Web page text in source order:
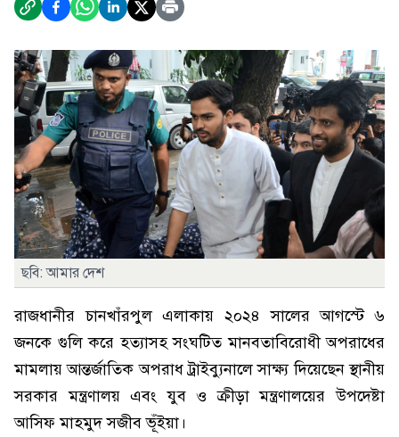
ছবি: আমার দেশ
রাজধানীর চানখাঁরপুল এলাকায় ২০২৪ সালের আগস্টে ৬
জনকে গুলি করে হত্যাসহ সংঘটিত মানবতাবিরোধী অপরাধের
মামলায় আন্তর্জাতিক অপরাধ ট্রাইব্যুনালে সাক্ষ্য দিয়েছেন স্থানীয়
সরকার মন্ত্রণালয় এবং যুব ও ক্রীড়া মন্ত্রণালয়ের উপদেষ্টা
আসিফ মাহমুদ সজীব ভূঁইয়া।